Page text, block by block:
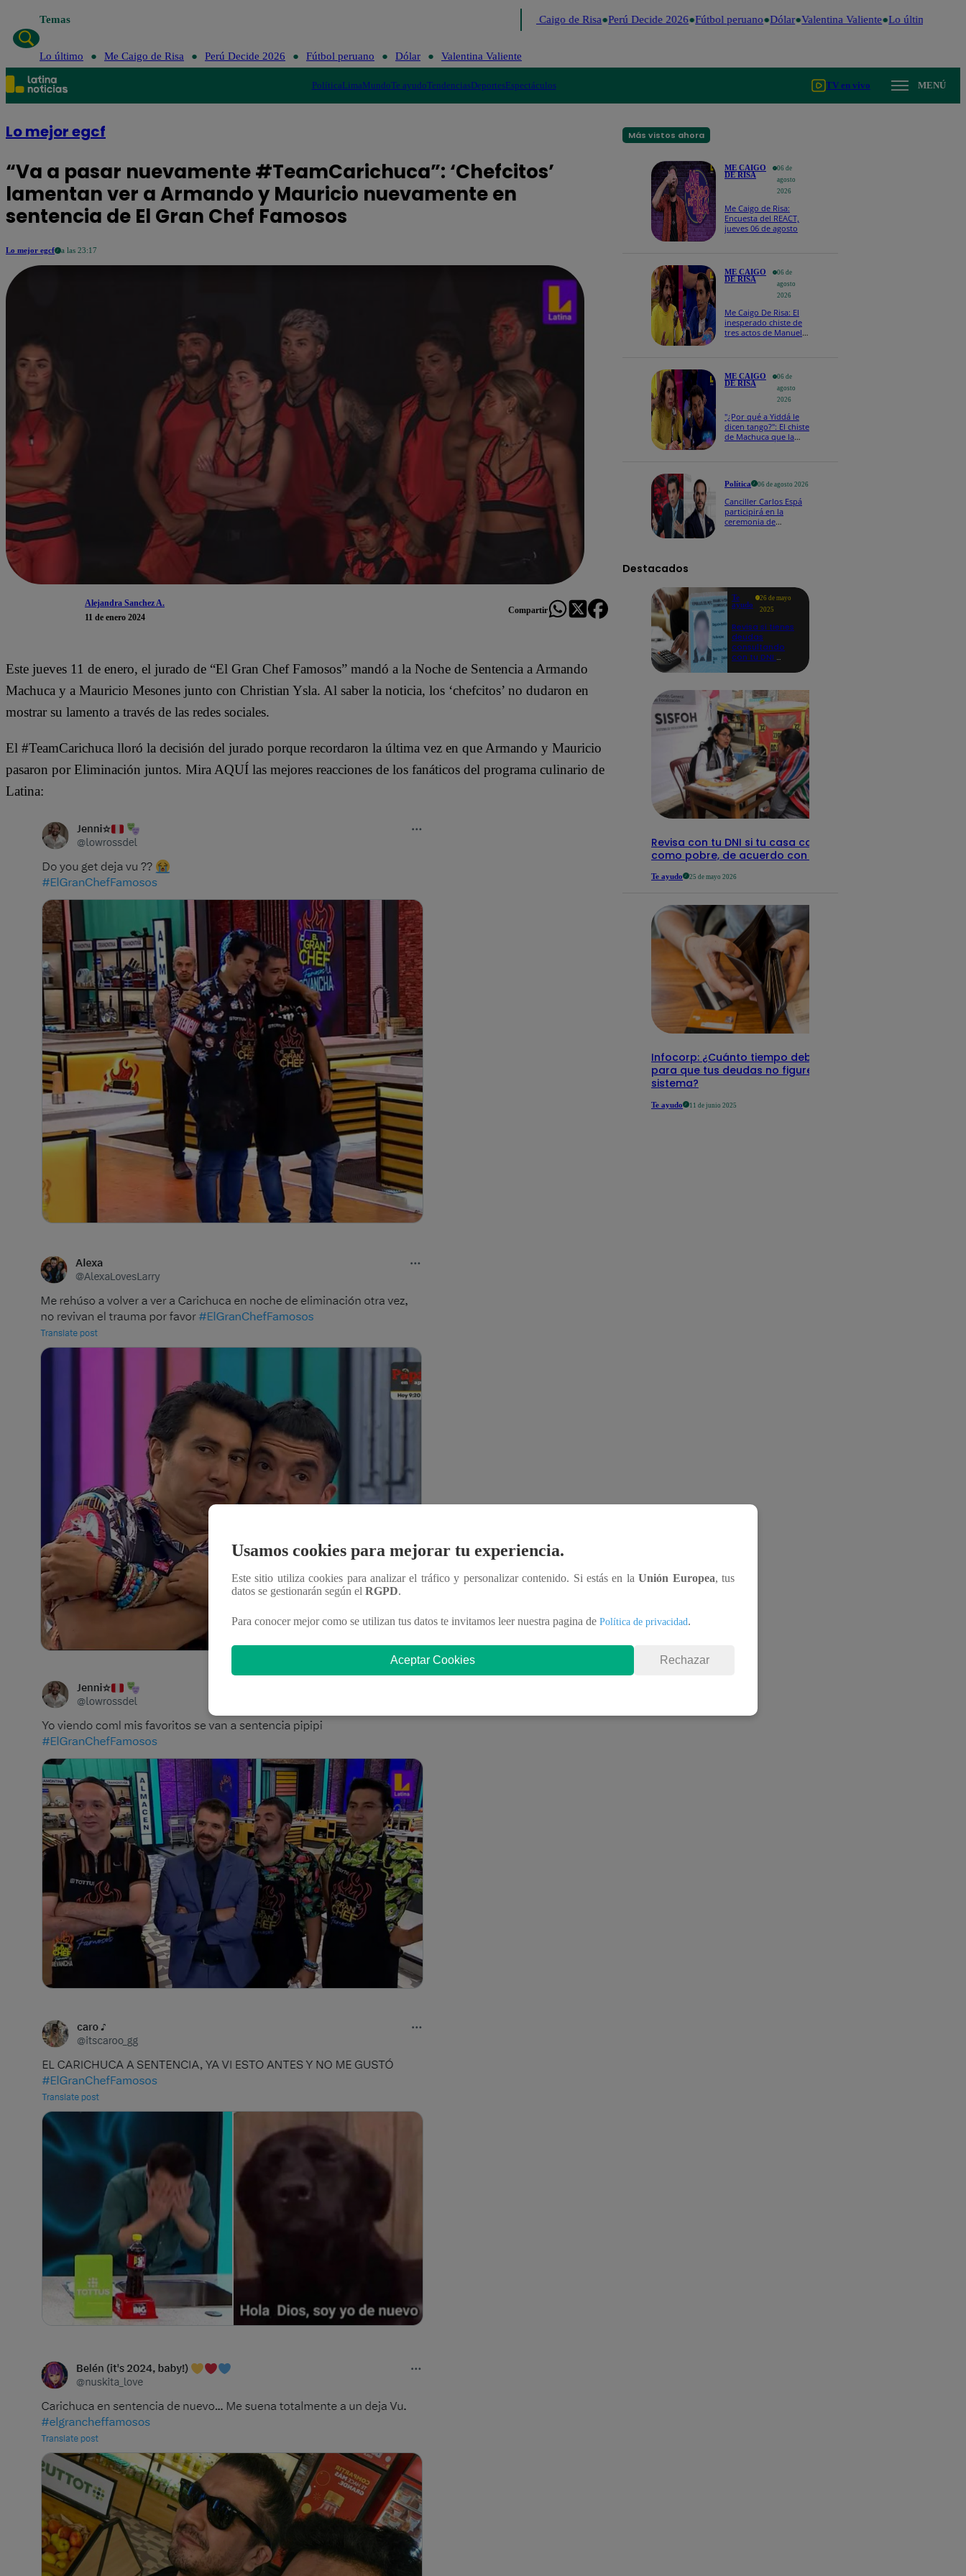
Temas Me Caigo de Risa Perú Decide 2026 Fútbol peruano Dólar Valentina Valiente Lo último
Lo último Me Caigo de Risa Perú Decide 2026 Fútbol peruano Dólar Valentina Valiente
PolíticaLimaMundoTe ayudoTendenciasDeportesEspectáculos TV en vivo MENÚ
Lo mejor egcf
“Va a pasar nuevamente #TeamCarichuca”: ‘Chefcitos’
lamentan ver a Armando y Mauricio nuevamente en
sentencia de El Gran Chef Famosos
Lo mejor egcf a las 23:17
Alejandra Sanchez A.
11 de enero 2024
Compartir
Este jueves 11 de enero, el jurado de “El Gran Chef Famosos” mandó a la Noche de Sentencia a Armando
Machuca y a Mauricio Mesones junto con Christian Ysla. Al saber la noticia, los ‘chefcitos’ no dudaron en
mostrar su lamento a través de las redes sociales.
El #TeamCarichuca lloró la decisión del jurado porque recordaron la última vez en que Armando y Mauricio
pasaron por Eliminación juntos. Mira AQUÍ las mejores reacciones de los fanáticos del programa culinario de
Latina:
Más vistos ahora
ME CAIGO
DE RISA
06 de
agosto
2026
Me Caigo de Risa:
Encuesta del REACT,
jueves 06 de agosto
ME CAIGO
DE RISA
06 de
agosto
2026
Me Caigo De Risa: El
inesperado chiste de
tres actos de Manuel
ME CAIGO
DE RISA
06 de
agosto
2026
"¿Por qué a Yiddá le
dicen tango?": El chiste
de Machuca que la
Política 06 de agosto 2026
Canciller Carlos Espá
participirá en la
ceremonia de
Destacados
Te
ayudo
26 de mayo
2025
Revisa si tienes
deudas
consultando
con tu DNI:
detalles
Revisa con tu DNI si tu casa califica
como pobre, de acuerdo con el Sisfoh
Te ayudo 25 de mayo 2026
Infocorp: ¿Cuánto tiempo debe pasar
para que tus deudas no figuren en su
sistema?
Te ayudo 11 de junio 2025
Usamos cookies para mejorar tu experiencia.
Este sitio utiliza cookies para analizar el tráfico y personalizar contenido. Si estás en laUnión Europea, tus
datos se gestionarán según el RGPD.
Para conocer mejor como se utilizan tus datos te invitamos leer nuestra pagina de Política de privacidad.
Aceptar Cookies Rechazar